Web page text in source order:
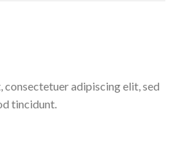
consectetuer adipiscing elit, sed
tincidunt.